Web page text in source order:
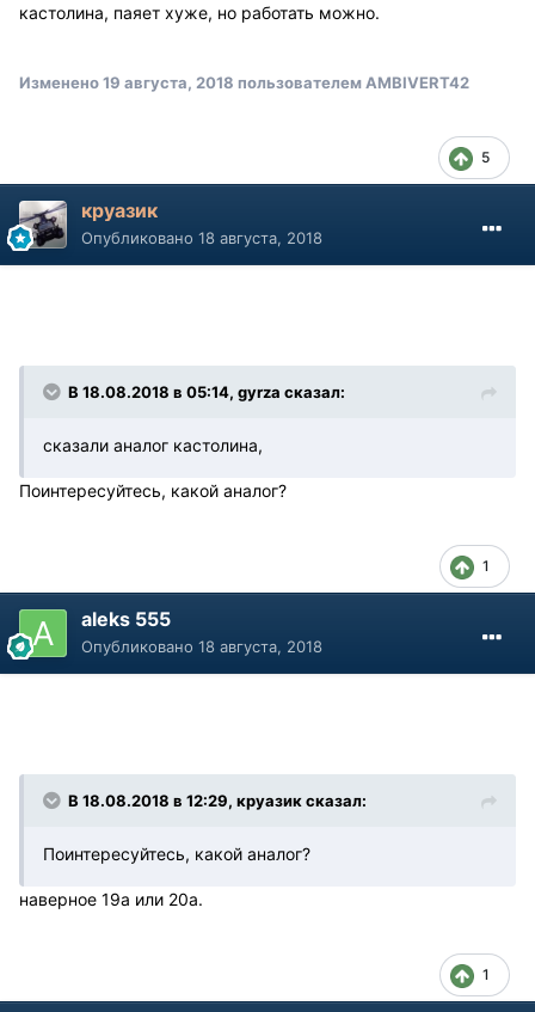
кастолина, паяет хуже, но работать можно.
Изменено19 августа, 2018 пользователем AMBIVERT42
5
круазик
Опубликовано 18 августа, 2018
В 18.08.2018 в 05:14, gyrza сказал:
сказали аналог кастолина,
Поинтересуйтесь, какой аналог?
1
aleks 555
Опубликовано 18 августа, 2018
В 18.08.2018 в 12:29, круазик сказал:
Поинтересуйтесь, какой аналог?
наверное 19а или 20а.
1